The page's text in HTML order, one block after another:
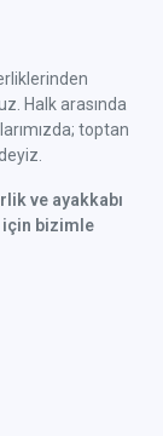
Halk arasında
toptan
ve ayakkabı
için bizimle